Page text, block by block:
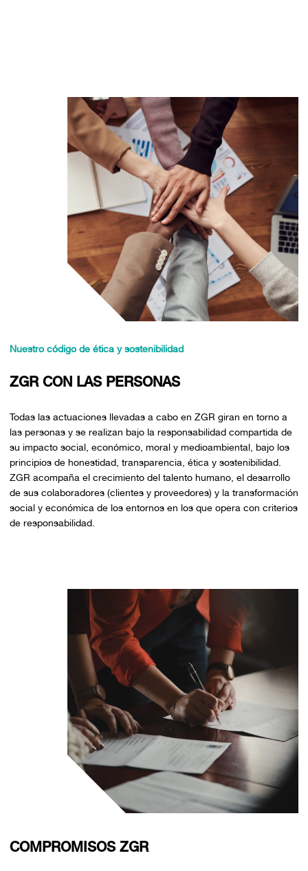
Nuestro código de ética y sostenibilidad
ZGR CON LAS PERSONAS
Todas las actuaciones llevadas a cabo en ZGR giran en torno a
las personas y se realizan bajo la responsabilidad compartida de
su impacto social, económico, moral y medioambiental, bajo los
principios de honestidad, transparencia, ética y sostenibilidad.
ZGR acompaña el crecimiento del talento humano, el desarrollo
de sus colaboradores (clientes y proveedores) y la transformación
social y económica de los entornos en los que opera con criterios
de responsabilidad.
COMPROMISOS ZGR